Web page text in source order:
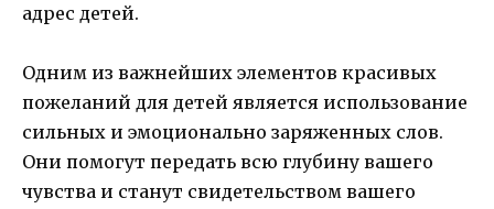
адрес детей.
Одним из важнейших элементов красивых
пожеланий для детей является использование
сильных и эмоционально заряженных слов.
Они помогут передать всю глубину вашего
чувства и станут свидетельством вашего